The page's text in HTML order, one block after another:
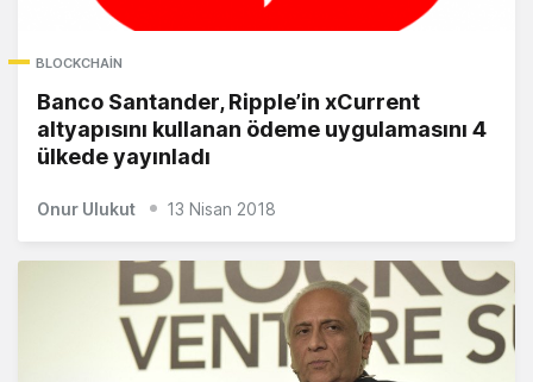
BLOCKCHAIN
Banco Santander, Ripple’in xCurrent
altyapısını kullanan ödeme uygulamasını 4
ülkede yayınladı
Onur Ulukut 13 Nisan 2018